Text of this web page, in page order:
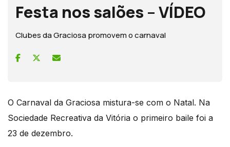
Festa nos salões – VÍDEO
Clubes da Graciosa promovem o carnaval
O Carnaval da Graciosa mistura-se com o Natal. Na
Sociedade Recreativa da Vitória o primeiro baile foi a
23 de dezembro.